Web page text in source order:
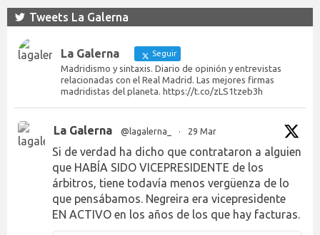
Tweets La Galerna
La Galerna Seguir
Madridismo y sintaxis. Diario de opinión y entrevistas
relacionadas con el Real Madrid. Las mejores firmas
madridistas del planeta. https://t.co/zLS1tzeb3h
La Galerna @lagalerna_ · 29 Mar
Si de verdad ha dicho que contrataron a alguien
que HABÍA SIDO VICEPRESIDENTE de los
árbitros, tiene todavía menos vergüenza de lo
que pensábamos. Negreira era vicepresidente
EN ACTIVO en los años de los que hay facturas.